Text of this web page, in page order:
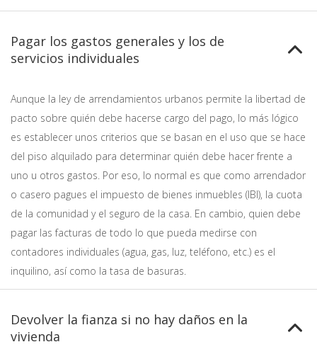
Pagar los gastos generales y los de
servicios individuales
Aunque la ley de arrendamientos urbanos permite la libertad de
pacto sobre quién debe hacerse cargo del pago, lo más lógico
es establecer unos criterios que se basan en el uso que se hace
del piso alquilado para determinar quién debe hacer frente a
uno u otros gastos. Por eso, lo normal es que como arrendador
o casero pagues el impuesto de bienes inmuebles (IBI), la cuota
de la comunidad y el seguro de la casa. En cambio, quien debe
pagar las facturas de todo lo que pueda medirse con
contadores individuales (agua, gas, luz, teléfono, etc.) es el
inquilino, así como la tasa de basuras.
Devolver la fianza si no hay daños en la
vivienda